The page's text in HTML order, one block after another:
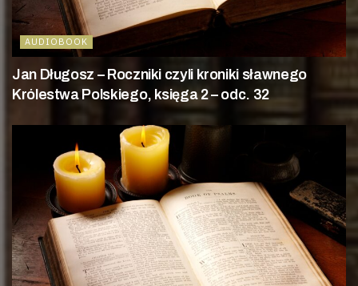
AUDIOBOOK
Jan Długosz – Roczniki czyli kroniki sławnego
Królestwa Polskiego, księga 2 – odc. 32